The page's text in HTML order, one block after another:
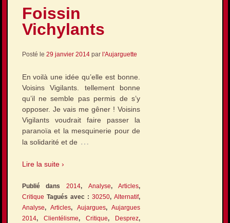
Foissin
Vichylants
Posté le 29 janvier 2014par l'Aujarguette
En voilà une idée qu’elle est bonne.
Voisins Vigilants. tellement bonne
qu’il ne semble pas permis de s’y
opposer. Je vais me gêner ! Voisins
Vigilants voudrait faire passer la
paranoïa et la mesquinerie pour de
la solidarité et de …
Lire la suite ›
Publié dans 2014, Analyse,Articles,
Critique Tagués avec :30250,Alternatif,
Analyse,Articles, Aujargues,Aujargues
2014, Clientélisme, Critique, Desprez,